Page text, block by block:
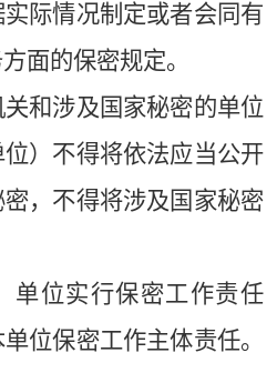
际情况制定或者会同有
面的保密规定。
和涉及国家秘密的单位
位）不得将依法应当公开
，不得将涉及国家秘密
单位实行保密工作责任
位保密工作主体责任。